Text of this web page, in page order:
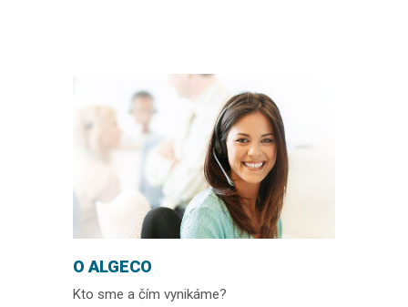
O ALGECO
Kto sme a čím vynikáme?